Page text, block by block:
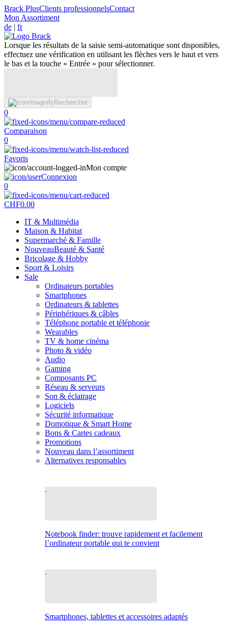
Brack PlusClients professionnelsContact
Mon Assortiment
de | fr
Lorsque les résultats de la saisie semi-automatique sont disponibles,
effectuez une vérification en utilisant les flèches vers le haut et vers
le bas et la touche « Entrée » pour sélectionner.
Rechercher
0
Comparaison
0
Favoris
Mon compte
Connexion
0
CHF0.00
IT & Multimédia
Maison & Habitat
Supermarché & Famille
NouveauBeauté & Santé
Bricolage & Hobby
Sport & Loisirs
Sale
Ordinateurs portables
Smartphones
Ordinateurs & tablettes
Périphériques & câbles
Téléphone portable et téléphonie
Wearables
TV & home cinéma
Photo & vidéo
Audio
Gaming
Composants PC
Réseau & serveurs
Son & éclairage
Logiciels
Sécurité informatique
Domotique & Smart Home
Bons & Cartes cadeaux
Promotions
Nouveau dans l’assortiment
Alternatives responsables
Notebook finder: trouve rapidement et facilement
l’ordinateur portable qui te convient
Smartphones, tablettes et accessoires adaptés